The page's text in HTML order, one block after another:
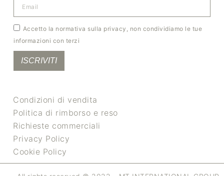
Accetto la normativa sulla privacy, non condividiamo le tue
informazioni con terzi
ISCRIVITI
Condizioni di vendita
Politica di rimborso e reso
Richieste commerciali
Privacy Policy
Cookie Policy